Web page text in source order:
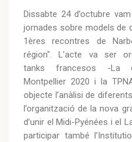
Dissabte 24 d’octubre
jornades sobre models de
1ères recontres de
région". L’acte va ser
tanks francesos -La
Montpellier 2020 i la
objecte l’anàlisi de
l’organització de la nova
d’unir el Midi-Pyénées i el
participar també